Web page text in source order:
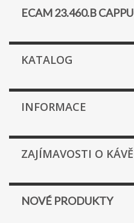
ECAM 23.460.B
KATALOG
INFORMACE
ZAJÍMAVOSTI O KÁVĚ
NOVÉ PRODUKTY